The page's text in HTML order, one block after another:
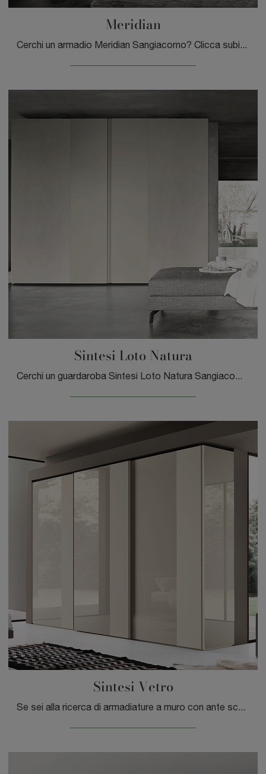
Meridian
Cerchi un armadio Meridian Sangiacomo? Clicca subito! Gli armadi a muro con ante scorrevoli ti attendono.
Sintesi Loto Natura
Cerchi un guardaroba Sintesi Loto Natura Sangiacomo? Clicca subito! Gli armadi a muro con ante scorrevoli ti aspettano.
Sintesi Vetro
Se sei alla ricerca di armadiature a muro con ante scorrevoli, clicca e scopri l'armadio Sintesi Vetro di Sangiacomo in vetro.